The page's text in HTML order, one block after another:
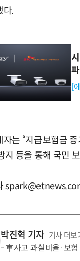
다.
[
자는 “지급보험금
지 등을 통해 국민
박진혁 기자 기사 더보
車사고 과실비율·보